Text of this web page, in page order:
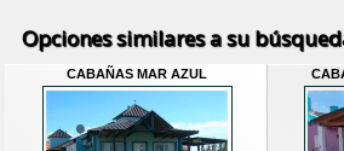
Opciones similares a su
CABAÑAS MAR AZUL